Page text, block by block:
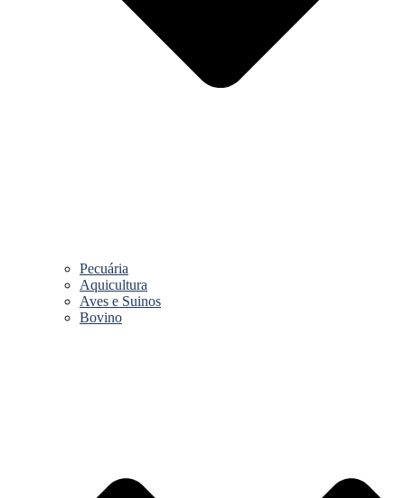
Pecuária
Aquicultura
Aves e Suinos
Bovino